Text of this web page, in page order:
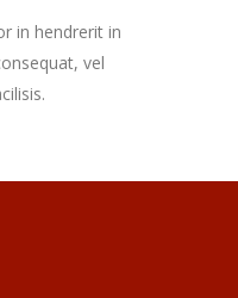
in hendrerit in
vel